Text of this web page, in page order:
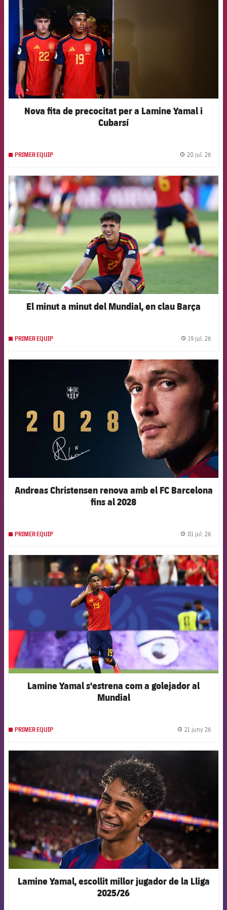
Nova fita de precocitat per a Lamine Yamal i
Cubarsí
PRIMER EQUIP 20 jul. 26
FCB Barcelona badge
El minut a minut del Mundial, en clau Barça
PRIMER EQUIP 19 jul. 26
FCB Barcelona badge
Andreas Christensen renova amb el FC Barcelona
fins al 2028
PRIMER EQUIP 01 jul. 26
FCB Barcelona badge
Lamine Yamal s'estrena com a golejador al
Mundial
PRIMER EQUIP 21 juny 26
FCB Barcelona badge
Lamine Yamal, escollit millor jugador de la Lliga
2025/26